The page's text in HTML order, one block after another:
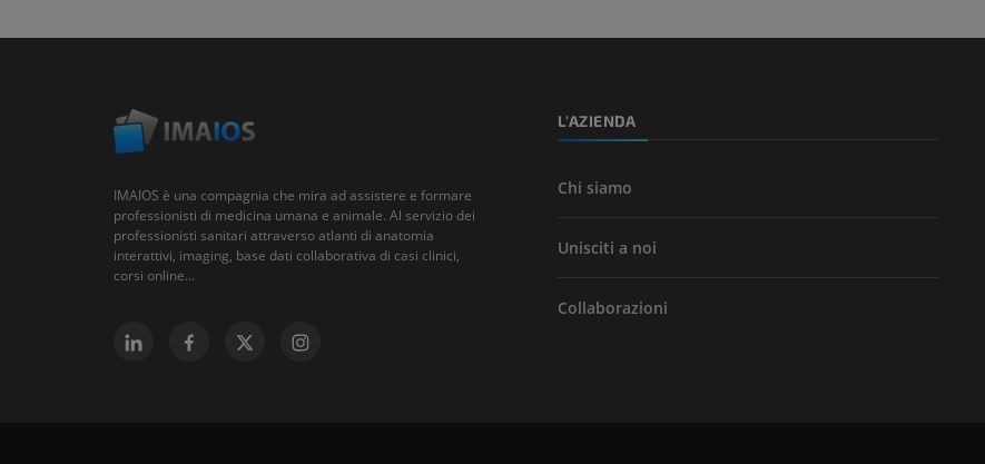
IMAIOS è una compagnia che mira ad assistere e formare
professionisti di medicina umana e animale. Al servizio dei
professionisti sanitari attraverso atlanti di anatomia
interattivi, imaging, base dati collaborativa di casi clinici,
corsi online...
L'AZIENDA
Chi siamo
Unisciti a noi
Collaborazioni